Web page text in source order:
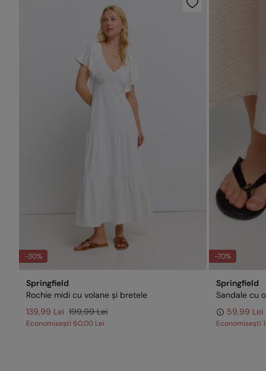
-30%
Springfield
Rochie midi cu volane și bretele
139,99 Lei 199,99 Lei
Economisești 60,00 Lei
-70%
Springfield
Sandale cu
59,99 Lei
Economisești